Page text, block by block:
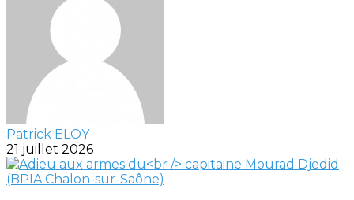
Patrick ELOY
21 juillet 2026